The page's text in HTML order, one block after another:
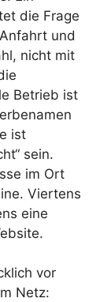
die Frage
und
nicht mit
Betrieb ist
ist
sein.
im Ort
Viertens
eine
vor
Netz: